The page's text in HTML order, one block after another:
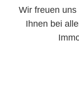
Wir freuen
Ihnen bei